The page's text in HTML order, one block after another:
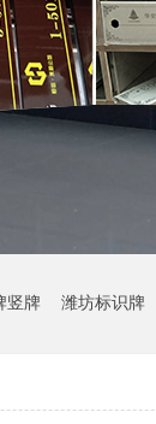
竖牌 潍坊标识牌